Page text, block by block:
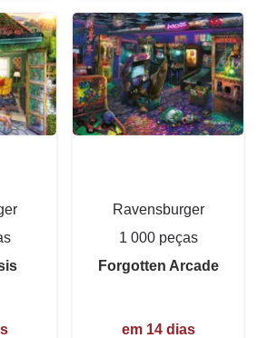
Ravensburger
1 000 peças
Forgotten Arcade
em 14 dias